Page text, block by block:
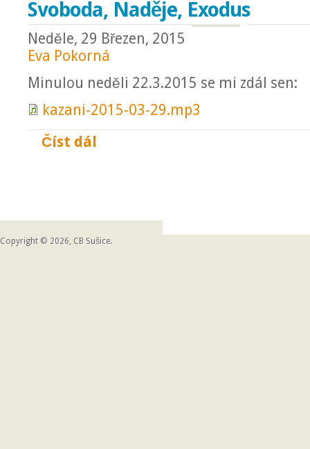
Svoboda, Naděje, Exodus
Neděle, 29 Březen, 2015
Eva Pokorná
Minulou neděli 22.3.2015 se mi zdál sen:
kazani-2015-03-29.mp3
Číst dál
Copyright © 2026, CB Sušice.